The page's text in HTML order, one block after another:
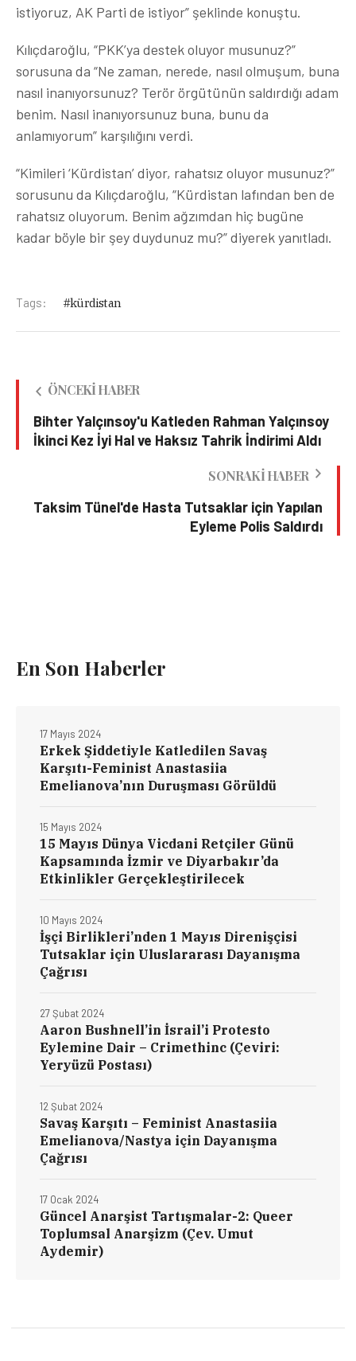
istiyoruz, AK Parti de istiyor” şeklinde konuştu.
Kılıçdaroğlu, “PKK’ya destek oluyor musunuz?”
sorusuna da “Ne zaman, nerede, nasıl olmuşum, buna
nasıl inanıyorsunuz? Terör örgütünün saldırdığı adam
benim. Nasıl inanıyorsunuz buna, bunu da
anlamıyorum” karşılığını verdi.
“Kimileri ‘Kürdistan’ diyor, rahatsız oluyor musunuz?”
sorusunu da Kılıçdaroğlu, “Kürdistan lafından ben de
rahatsız oluyorum. Benim ağzımdan hiç bugüne
kadar böyle bir şey duydunuz mu?” diyerek yanıtladı.
Tags: kürdistan
ÖNCEKI HABER
Bihter Yalçınsoy'u Katleden Rahman Yalçınsoy
İkinci Kez İyi Hal ve Haksız Tahrik İndirimi Aldı
SONRAKI HABER
Taksim Tünel'de Hasta Tutsaklar için Yapılan
Eyleme Polis Saldırdı
En Son Haberler
Erkek Şiddetiyle Katledilen Savaş
Karşıtı-Feminist Anastasiia
Emelianova’nın Duruşması Görüldü
17 Mayıs 2024
15 Mayıs Dünya Vicdani Retçiler Günü
Kapsamında İzmir ve Diyarbakır’da
Etkinlikler Gerçekleştirilecek
15 Mayıs 2024
İşçi Birlikleri’nden 1 Mayıs Direnişçisi
Tutsaklar için Uluslararası Dayanışma
Çağrısı
10 Mayıs 2024
Aaron Bushnell’in İsrail’i Protesto
Eylemine Dair – Crimethinc (Çeviri:
Yeryüzü Postası)
27 Şubat 2024
Savaş Karşıtı – Feminist Anastasiia
Emelianova/Nastya için Dayanışma
Çağrısı
12 Şubat 2024
Güncel Anarşist Tartışmalar-2: Queer
Toplumsal Anarşizm (Çev. Umut
Aydemir)
17 Ocak 2024